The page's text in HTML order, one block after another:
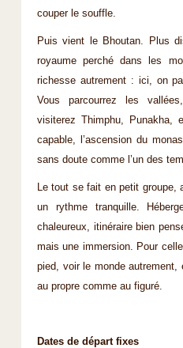
couper le souffle.
Puis vient le Bhoutan. Plus
royaume perché dans les
richesse autrement : ici, on
Vous parcourrez les
visiterez Thimphu,
capable, l’ascension du
sans doute comme l’un des
Le tout se fait en petit groupe,
un rythme tranquille.
chaleureux, itinéraire bien
mais une immersion. Pour
pied, voir le monde autrement,
au propre comme au figuré.
Dates de départ fixes